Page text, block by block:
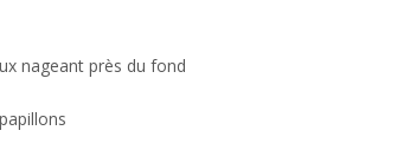
nageant près du fond